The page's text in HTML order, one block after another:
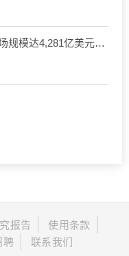
规模达4,281亿美元，
报告
使用条款
聘 联系我们